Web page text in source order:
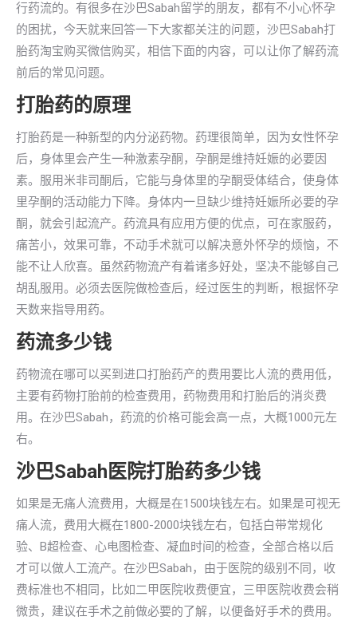
行药流的。有很多在沙巴Sabah留学的朋友，都有不小心怀孕
的困扰，今天就来回答一下大家都关注的问题，沙巴Sabah打
胎药淘宝购买微信购买，相信下面的内容，可以让你了解药流
前后的常见问题。
打胎药的原理
打胎药是一种新型的内分泌药物。药理很简单，因为女性怀孕
后，身体里会产生一种激素孕酮，孕酮是维持妊娠的必要因
素。服用米非司酮后，它能与身体里的孕酮受体结合，使身体
里孕酮的活动能力下降。身体内一旦缺少维持妊娠所必要的孕
酮，就会引起流产。药流具有应用方便的优点，可在家服药，
痛苦小，效果可靠，不动手术就可以解决意外怀孕的烦恼，不
能不让人欣喜。虽然药物流产有着诸多好处，坚决不能够自己
胡乱服用。必须去医院做检查后，经过医生的判断，根据怀孕
天数来指导用药。
药流多少钱
药物流在哪可以买到进口打胎药产的费用要比人流的费用低，
主要有药物打胎前的检查费用，药物费用和打胎后的消炎费
用。在沙巴Sabah，药流的价格可能会高一点，大概1000元左
右。
沙巴Sabah医院打胎药多少钱
如果是无痛人流费用，大概是在1500块钱左右。如果是可视无
痛人流，费用大概在1800-2000块钱左右，包括白带常规化
验、B超检查、心电图检查、凝血时间的检查，全部合格以后
才可以做人工流产。在沙巴Sabah，由于医院的级别不同，收
费标准也不相同，比如二甲医院收费便宜，三甲医院收费会稍
微贵，建议在手术之前做必要的了解，以便备好手术的费用。